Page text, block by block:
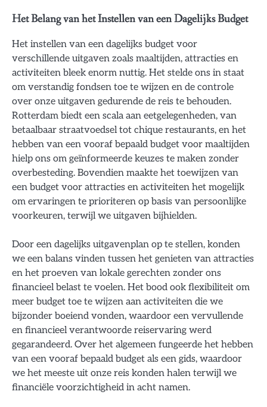
Het Belang van het Instellen van een Dagelijks Budget
Het instellen van een dagelijks budget voor
verschillende uitgaven zoals maaltijden, attracties en
activiteiten bleek enorm nuttig. Het stelde ons in staat
om verstandig fondsen toe te wijzen en de controle
over onze uitgaven gedurende de reis te behouden.
Rotterdam biedt een scala aan eetgelegenheden, van
betaalbaar straatvoedsel tot chique restaurants, en het
hebben van een vooraf bepaald budget voor maaltijden
hielp ons om geïnformeerde keuzes te maken zonder
overbesteding. Bovendien maakte het toewijzen van
een budget voor attracties en activiteiten het mogelijk
om ervaringen te prioriteren op basis van persoonlijke
voorkeuren, terwijl we uitgaven bijhielden.
Door een dagelijks uitgavenplan op te stellen, konden
we een balans vinden tussen het genieten van attracties
en het proeven van lokale gerechten zonder ons
financieel belast te voelen. Het bood ook flexibiliteit om
meer budget toe te wijzen aan activiteiten die we
bijzonder boeiend vonden, waardoor een vervullende
en financieel verantwoorde reiservaring werd
gegarandeerd. Over het algemeen fungeerde het hebben
van een vooraf bepaald budget als een gids, waardoor
we het meeste uit onze reis konden halen terwijl we
financiële voorzichtigheid in acht namen.